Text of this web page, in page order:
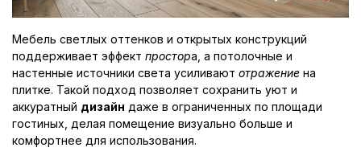
Мебель светлых оттенков и открытых конструкций
поддерживает эффект простора, а потолочные и
настенные источники света усиливают отражение на
плитке. Такой подход позволяет сохранить уют и
аккуратный дизайн даже в ограниченных по площади
гостиных, делая помещение визуально больше и
комфортнее для использования.